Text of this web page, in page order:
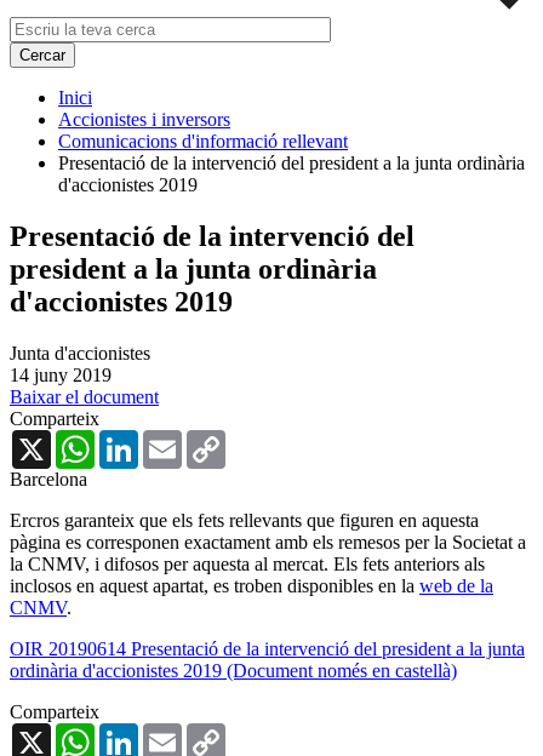
Inici
Accionistes i inversors
Comunicacions d'informació rellevant
Presentació de la intervenció del president a la junta ordinària
d'accionistes 2019
Presentació de la intervenció del
president a la junta ordinària
d'accionistes 2019
Junta d'accionistes
14 juny 2019
Baixar el document
Comparteix
X
WhatsAppLinkedInEmail
Barcelona
Ercros garanteix que els fets rellevants que figuren en aquesta
pàgina es corresponen exactament amb els remesos per la Societat a
la CNMV, i difosos per aquesta al mercat. Els fets anteriors als
inclosos en aquest apartat, es troben disponibles en la web de la
CNMV.
OIR 20190614 Presentació de la intervenció del president a la junta
ordinària d'accionistes 2019 (Document només en castellà)
Comparteix
X
WhatsAppLinkedInEmail